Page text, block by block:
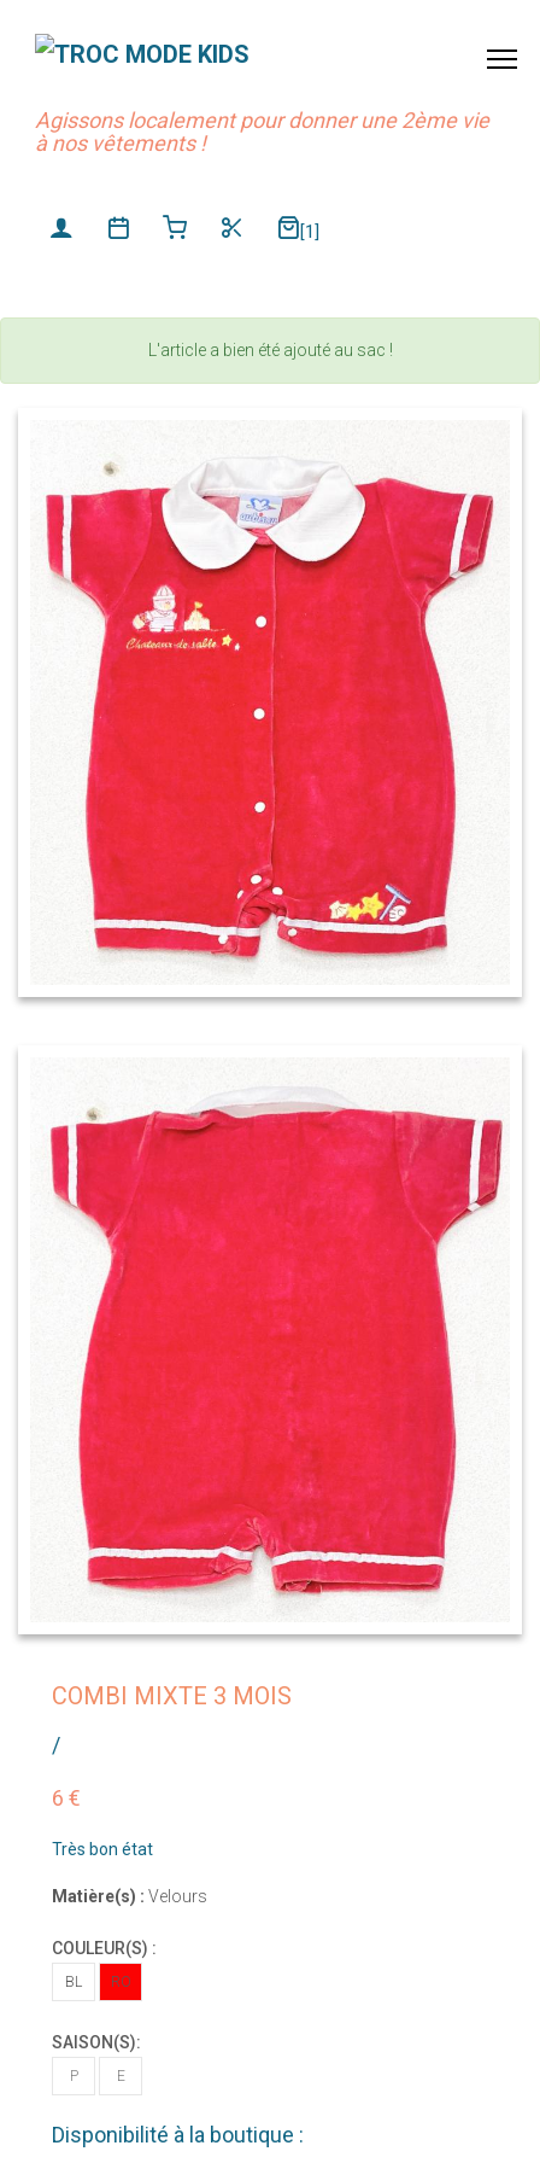
Agissons localement pour donner une 2ème vie
à nos vêtements !
[1]
L'article a bien été ajouté au sac !
COMBI MIXTE 3 MOIS
/
6 €
Très bon état
Matière(s) : Velours
COULEUR(S) :
BL RO
SAISON(S):
P E
Disponibilité à la boutique :